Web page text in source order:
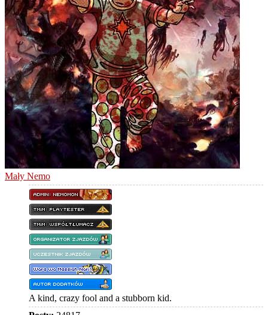
Mały Nemo
A kind, crazy fool and a stubborn kid.